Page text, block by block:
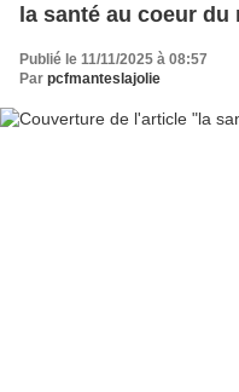
la santé au coeur du
Publié le 11/11/2025 à 08:57
Par pcfmanteslajolie